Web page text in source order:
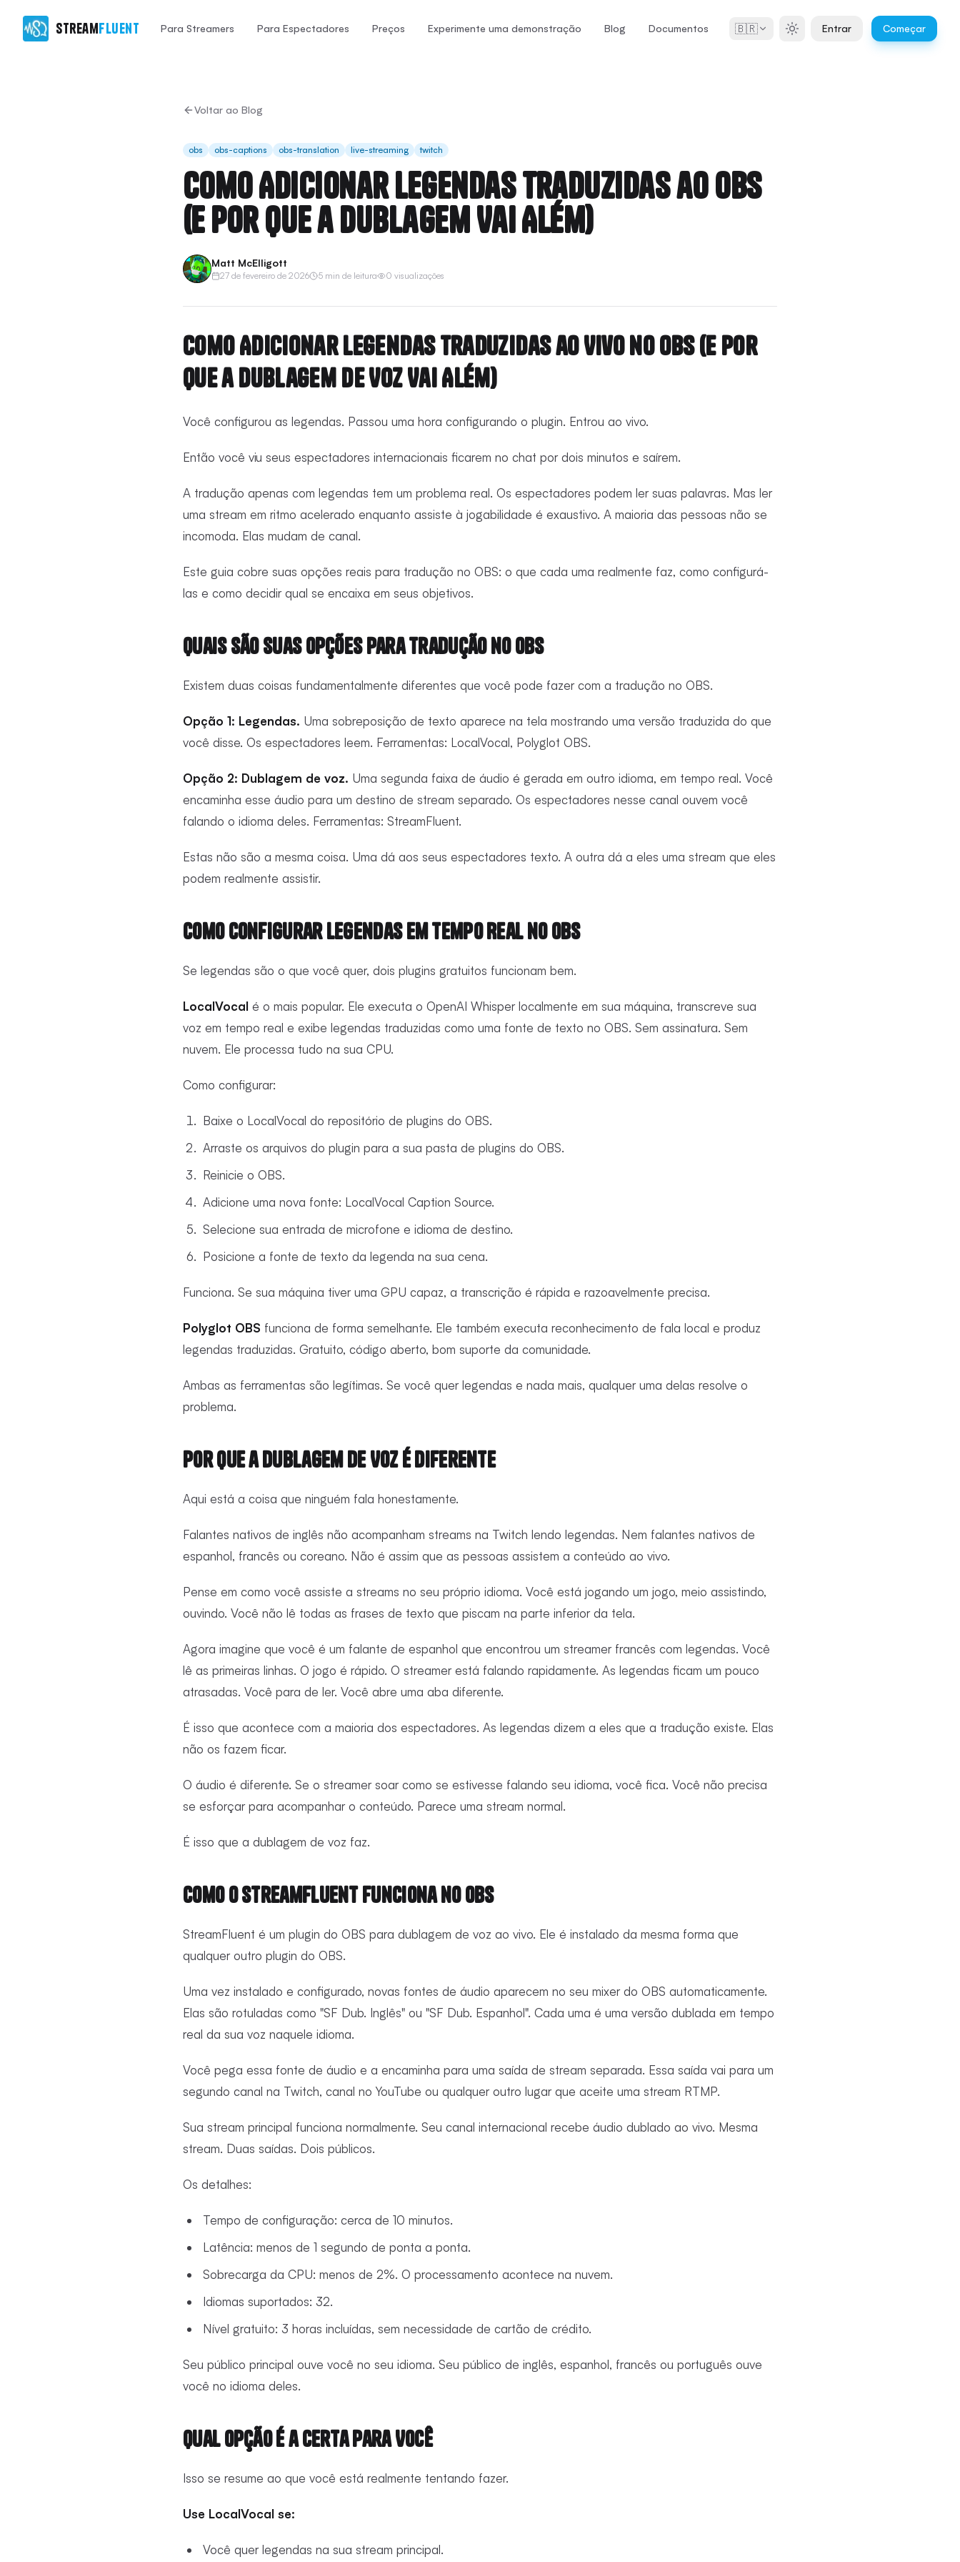
StreamFluent Para Streamers Para Espectadores Preços Experimente uma demonstração Blog Documentos 🇧🇷 Entrar Começar
Voltar ao Blog
obs obs-captions obs-translation live-streaming twitch
Como Adicionar Legendas Traduzidas ao OBS
(E Por Que a Dublagem Vai Além)
Matt McElligott
27 de fevereiro de 2026 5 min de leitura 0 visualizações
Como Adicionar Legendas Traduzidas ao Vivo no OBS (E Por
Que a Dublagem de Voz Vai Além)
Você configurou as legendas. Passou uma hora configurando o plugin. Entrou ao vivo.
Então você viu seus espectadores internacionais ficarem no chat por dois minutos e saírem.
A tradução apenas com legendas tem um problema real. Os espectadores podem ler suas palavras. Mas ler
uma stream em ritmo acelerado enquanto assiste à jogabilidade é exaustivo. A maioria das pessoas não se
incomoda. Elas mudam de canal.
Este guia cobre suas opções reais para tradução no OBS: o que cada uma realmente faz, como configurá-
las e como decidir qual se encaixa em seus objetivos.
Quais São Suas Opções para Tradução no OBS
Existem duas coisas fundamentalmente diferentes que você pode fazer com a tradução no OBS.
Opção 1: Legendas. Uma sobreposição de texto aparece na tela mostrando uma versão traduzida do que
você disse. Os espectadores leem. Ferramentas: LocalVocal, Polyglot OBS.
Opção 2: Dublagem de voz. Uma segunda faixa de áudio é gerada em outro idioma, em tempo real. Você
encaminha esse áudio para um destino de stream separado. Os espectadores nesse canal ouvem você
falando o idioma deles. Ferramentas: StreamFluent.
Estas não são a mesma coisa. Uma dá aos seus espectadores texto. A outra dá a eles uma stream que eles
podem realmente assistir.
Como Configurar Legendas em Tempo Real no OBS
Se legendas são o que você quer, dois plugins gratuitos funcionam bem.
LocalVocal é o mais popular. Ele executa o OpenAI Whisper localmente em sua máquina, transcreve sua
voz em tempo real e exibe legendas traduzidas como uma fonte de texto no OBS. Sem assinatura. Sem
nuvem. Ele processa tudo na sua CPU.
Como configurar:
Baixe o LocalVocal do repositório de plugins do OBS.
Arraste os arquivos do plugin para a sua pasta de plugins do OBS.
Reinicie o OBS.
Adicione uma nova fonte: LocalVocal Caption Source.
Selecione sua entrada de microfone e idioma de destino.
Posicione a fonte de texto da legenda na sua cena.
Funciona. Se sua máquina tiver uma GPU capaz, a transcrição é rápida e razoavelmente precisa.
Polyglot OBS funciona de forma semelhante. Ele também executa reconhecimento de fala local e produz
legendas traduzidas. Gratuito, código aberto, bom suporte da comunidade.
Ambas as ferramentas são legítimas. Se você quer legendas e nada mais, qualquer uma delas resolve o
problema.
Por Que a Dublagem de Voz É Diferente
Aqui está a coisa que ninguém fala honestamente.
Falantes nativos de inglês não acompanham streams na Twitch lendo legendas. Nem falantes nativos de
espanhol, francês ou coreano. Não é assim que as pessoas assistem a conteúdo ao vivo.
Pense em como você assiste a streams no seu próprio idioma. Você está jogando um jogo, meio assistindo,
ouvindo. Você não lê todas as frases de texto que piscam na parte inferior da tela.
Agora imagine que você é um falante de espanhol que encontrou um streamer francês com legendas. Você
lê as primeiras linhas. O jogo é rápido. O streamer está falando rapidamente. As legendas ficam um pouco
atrasadas. Você para de ler. Você abre uma aba diferente.
É isso que acontece com a maioria dos espectadores. As legendas dizem a eles que a tradução existe. Elas
não os fazem ficar.
O áudio é diferente. Se o streamer soar como se estivesse falando seu idioma, você fica. Você não precisa
se esforçar para acompanhar o conteúdo. Parece uma stream normal.
É isso que a dublagem de voz faz.
Como o StreamFluent Funciona no OBS
StreamFluent é um plugin do OBS para dublagem de voz ao vivo. Ele é instalado da mesma forma que
qualquer outro plugin do OBS.
Uma vez instalado e configurado, novas fontes de áudio aparecem no seu mixer do OBS automaticamente.
Elas são rotuladas como "SF Dub. Inglês" ou "SF Dub. Espanhol". Cada uma é uma versão dublada em tempo
real da sua voz naquele idioma.
Você pega essa fonte de áudio e a encaminha para uma saída de stream separada. Essa saída vai para um
segundo canal na Twitch, canal no YouTube ou qualquer outro lugar que aceite uma stream RTMP.
Sua stream principal funciona normalmente. Seu canal internacional recebe áudio dublado ao vivo. Mesma
stream. Duas saídas. Dois públicos.
Os detalhes:
Tempo de configuração: cerca de 10 minutos.
Latência: menos de 1 segundo de ponta a ponta.
Sobrecarga da CPU: menos de 2%. O processamento acontece na nuvem.
Idiomas suportados: 32.
Nível gratuito: 3 horas incluídas, sem necessidade de cartão de crédito.
Seu público principal ouve você no seu idioma. Seu público de inglês, espanhol, francês ou português ouve
você no idioma deles.
Qual Opção É a Certa Para Você
Isso se resume ao que você está realmente tentando fazer.
Use LocalVocal se:
Você quer legendas na sua stream principal.